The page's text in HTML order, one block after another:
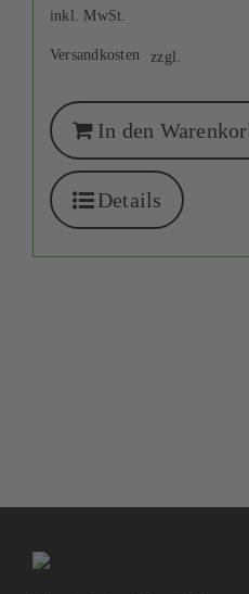
inkl. MwSt.
zzgl.
Versandkosten
In den
Details